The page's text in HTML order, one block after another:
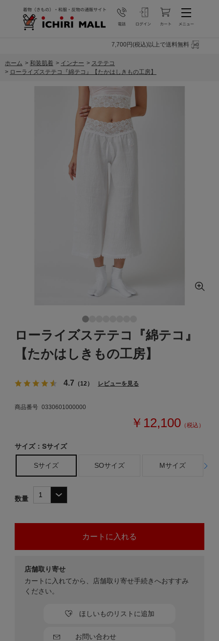
7,700円(税込)以上で送料無料
ホーム > 和装肌着 > インナー > ステテコ
> ローライズステテコ『綿テコ』【たかはしきもの工房】
ローライズステテコ『綿テコ』
【たかはしきもの工房】
4.7 （12） レビューを見る
商品番号 0330601000000
￥12,100 （税込）
サイズ：Sサイズ
Sサイズ SOサイズ Mサイズ
数量
お問い合わせ
ほしいものリストに追加
店舗取り寄せ
カートに入れてから、店舗取り寄せ手続きへおすすみ
ください。